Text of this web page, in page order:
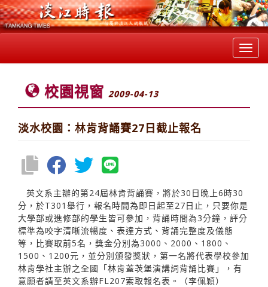
校園視窗 2009-04-13
淡水校園：林肯背誦賽27日截止報名
英文系主辦的第24屆林肯背誦賽，將於30日晚上6時30
分，於T301舉行，報名時間為即日起至27日止，只要你是
大學部或進修部的學生皆可參加，背誦時間為3分鐘，評分
標準為咬字清晰流暢度、表達方式、背誦完整度及儀態
等，比賽取前5名，獎金分別為3000、2000、1800、
1500、1200元，並分別頒發獎狀，第一名將代表學校參加
林肯學社主辦之全國「林肯蓋茨堡演講詞背誦比賽」，有
意願者請至英文系辦FL207索取報名表。（李佩穎）